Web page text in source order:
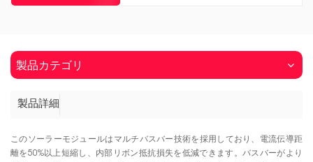
製品カテゴリ
製品詳細
このソーラーモジュールはマルチバスバー技術を採用しており、電流伝導距
離を50%以上短縮し、内部リボン抵抗損失を低減できます。バスバーがより